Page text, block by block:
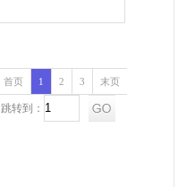
首页 1 2 3 末页
跳转到：